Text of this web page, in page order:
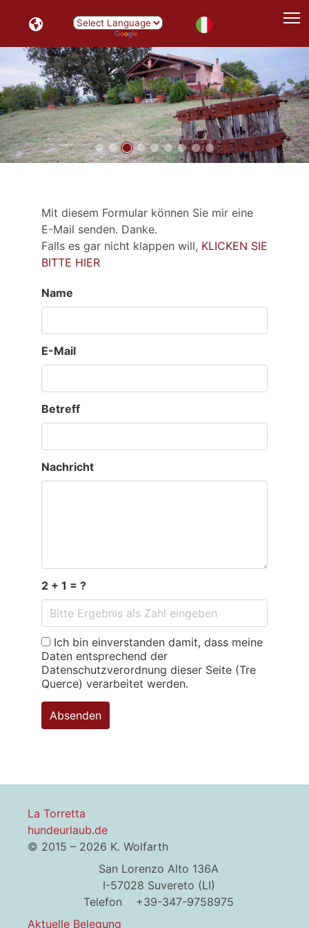
Mit diesem Formular können Sie mir eine
E-Mail senden. Danke.
Falls es gar nicht klappen will, KLICKEN SIE
BITTE HIER
Name
E-Mail
Betreff
Nachricht
2 + 1 = ?
Ich bin einverstanden damit, dass meine
Daten entsprechend der
Datenschutzverordnung dieser Seite (Tre
Querce) verarbeitet werden.
La Torretta
hundeurlaub.de
© 2015 – 2026 K. Wolfarth
San Lorenzo Alto 136A
I-57028 Suvereto (LI)
Telefon +39-347-9758975
Aktuelle Belegung